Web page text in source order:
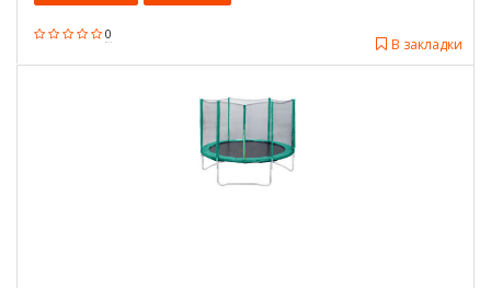
0
В закладки